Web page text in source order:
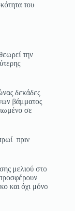
του
την
δεκάδες
βάμματος
σε
πριν
μελιού στο
και όχι μόνο